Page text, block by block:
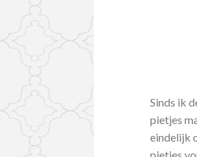
Sinds ik
pietjes
eindelijk